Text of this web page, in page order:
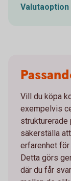
Valutaoption
Vill du köpa
exempelvis
strukturerade
säkerställa
erfarenhet
Detta görs
där du får